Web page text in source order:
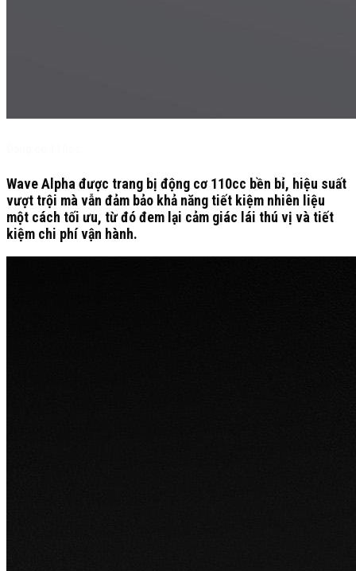
Wave Alpha được trang bị động cơ 110cc bền bỉ, hiệu suất
vượt trội mà vẫn đảm bảo khả năng tiết kiệm nhiên liệu
một cách tối ưu, từ đó đem lại cảm giác lái thú vị và tiết
kiệm chi phí vận hành.